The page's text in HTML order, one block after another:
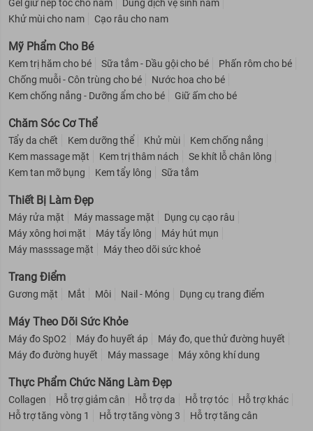
Gel giữ nếp tóc cho nam
Dung dịch vệ sinh nam
Khử mùi cho nam
Cạo râu cho nam
Mỹ Phẩm Cho Bé
Kem trị hăm cho bé Sữa tắm - Dầu gội cho bé
Phấn rôm cho bé
Chống muỗi - Côn trùng cho bé
Nước hoa cho bé
Kem chống nắng - Dưỡng ẩm cho bé
Giữ ấm cho bé
Chăm Sóc Cơ Thể
Tẩy da chết Kem dưỡng thể Khử mùi
Kem chống nắng
Kem massage mặt
Kem trị thâm nách
Se khít lỗ chân lông
Kem tan mỡ bụng
Kem tẩy lông Sữa tắm
Thiết Bị Làm Đẹp
Máy rửa mặt Máy massage mặt
Dụng cụ cạo râu
Máy xông hơi mặt
Máy tẩy lông
Máy hút mụn
Máy masssage mặt
Máy theo dõi sức khoẻ
Trang Điểm
Gương mặt Mắt Môi Nail - Móng Dụng cụ trang điểm
Máy Theo Dõi Sức Khỏe
Máy đo SpO2 Máy đo huyết áp
Máy đo, que thử đường huyết
Máy đo đường huyết
Máy massage Máy xông khí dung
Thực Phẩm Chức Năng Làm Đẹp
Collagen Hỗ trợ giảm cân Hỗ trợ da Hỗ trợ tóc
Hỗ trợ khác
Hỗ trợ tăng vòng 1
Hỗ trợ tăng vòng 3 Hỗ trợ tăng cân